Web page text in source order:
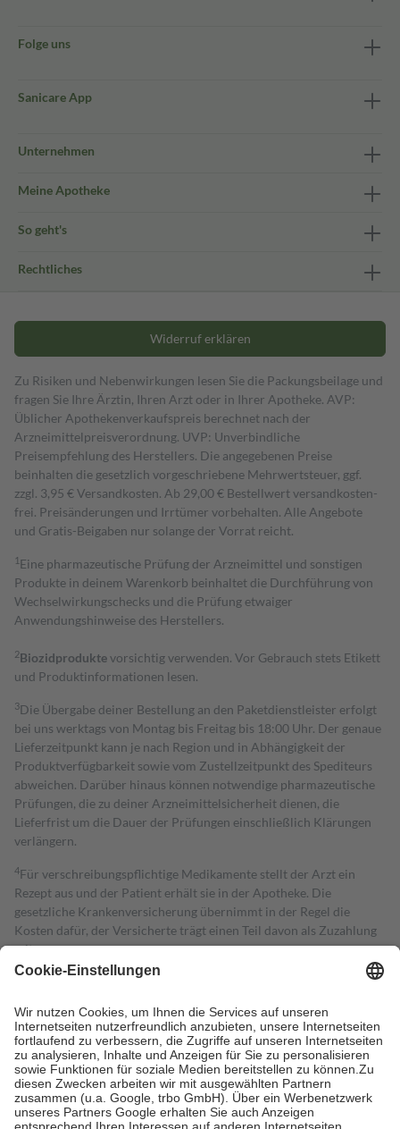
Folge uns
Sanicare App
Unternehmen
Meine Apotheke
So geht's
Rechtliches
Widerruf erklären
Zu Risiken und Nebenwirkungen lesen Sie die Packungsbeilage und
fragen Sie Ihre Ärztin, Ihren Arzt oder in Ihrer Apotheke. AVP:
Üblicher Apothekenverkaufspreis berechnet nach der
Arzneimittelpreisverordnung. UVP: Unverbindliche
Preisempfehlung des Herstellers. Die angegebenen Preise
beinhalten die gesetzlich vorgeschriebene Mehrwertsteuer, ggf.
zzgl. 3,95 € Versandkosten. Ab 29,00 € Bestell­wert versand­kosten­
frei. Preisänderungen und Irrtümer vorbehalten. Alle Angebote
und Gratis-Beigaben nur solange der Vorrat reicht.
1 Eine pharmazeutische Prüfung der Arzneimittel und sonstigen
Produkte in deinem Warenkorb beinhaltet die Durchführung von
Wechselwirkungschecks und die Prüfung etwaiger
Anwendungshinweise des Herstellers.
2Biozidproduktevorsichtig verwenden. Vor Gebrauch stets Etikett
und Produktinformationen lesen.
3Die Übergabe deiner Bestellung an den Paketdienstleister erfolgt
bei uns werktags von Montag bis Freitag bis 18:00 Uhr. Der genaue
Lieferzeitpunkt kann je nach Region und in Abhängigkeit der
Produktverfügbarkeit sowie vom Zustellzeitpunkt des Spediteurs
abweichen. Darüber hinaus können notwendige pharmazeutische
Prüfungen, die zu deiner Arzneimittelsicherheit dienen, die
Lieferfrist um die Dauer der Prüfungen einschließlich Klärungen
verlängern.
4Für verschreibungspflichtige Medikamente stellt der Arzt ein
Rezept aus und der Patient erhält sie in der Apotheke. Die
gesetzliche Krankenversicherung übernimmt in der Regel die
Kosten dafür, der Versicherte trägt einen Teil davon als Zuzahlung
mit.
Grundsätzlich leisten Mitglieder Zuzahlungen in Höhe von zehn
höchstens zehn Euro.
Es sind jedoch nie mehr als die tatsächlichen
Kosten der Leistung zu entrichten.
Diese Regeln gelten grundsätzlich auch für Online-Apotheken.
Bei Heilmitteln und häuslicher Krankenpflege beträgt die
Zuzahlung zehn Prozent der Kosten sowie zehn Euro je
Verordnung.
Um das Engagement der Versicherten für ihre eigene Gesundheit zu